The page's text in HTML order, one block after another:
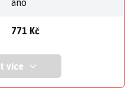
ano
771 Kč
více